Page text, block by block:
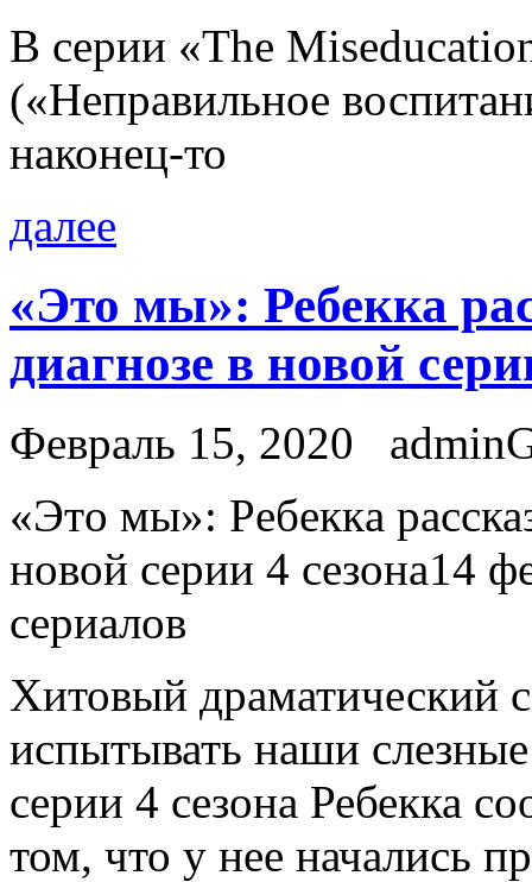
В серии «The
(«Неправильное
наконец-то
далее
«Это мы»: Ребекка
диагнозе в новой
Февраль 15, 2020
«Этo мы»: Рeбeккa
новой серии 4 сезона14
сериалов
Хитовый драматический
испытывать наши
серии 4 сезона Ребекка
том, что у нее начались